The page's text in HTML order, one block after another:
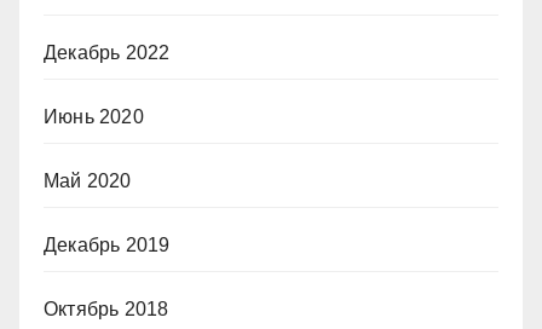
Декабрь 2022
Июнь 2020
Май 2020
Декабрь 2019
Октябрь 2018